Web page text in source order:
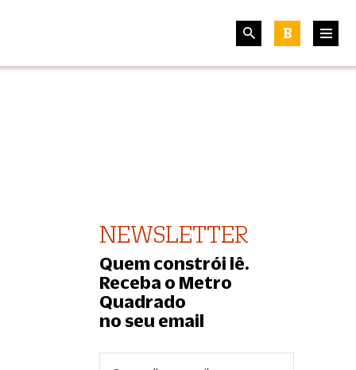
B
NEWSLETTER
Quem constrói lê.
Receba o Metro
Quadrado
no seu email